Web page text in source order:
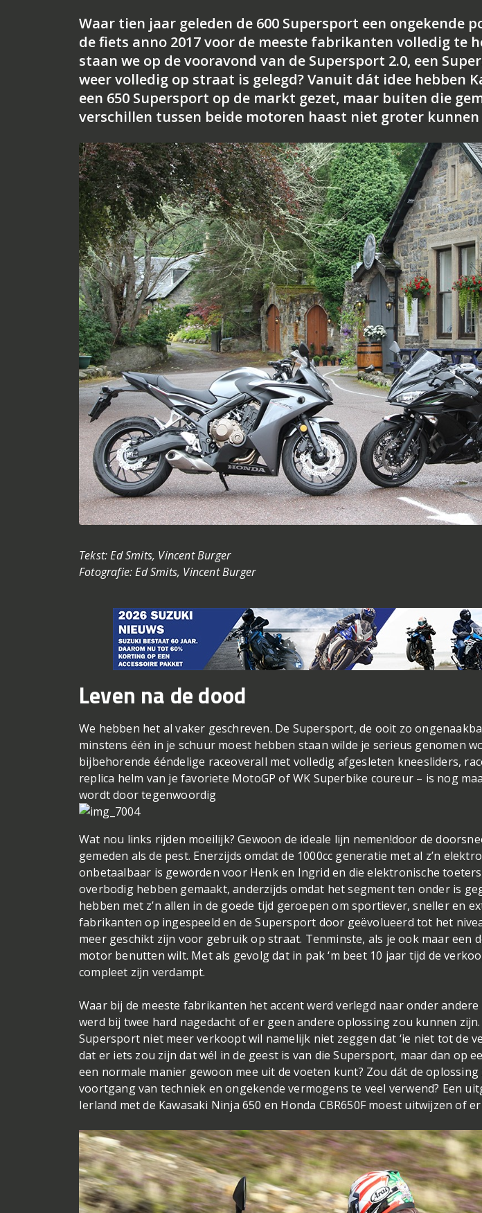
Waar tien jaar geleden de 600 Supersport een ongekende
de fiets anno 2017 voor de meeste fabrikanten volledig te
staan we op de vooravond van de Supersport 2.0, een
weer volledig op straat is gelegd? Vanuit dát idee hebben
een 650 Supersport op de markt gezet, maar buiten die
verschillen tussen beide motoren haast niet groter kunnen
Tekst: Ed Smits, Vincent Burger
Fotografie: Ed Smits, Vincent Burger
Leven na de dood
We hebben het al vaker geschreven. De Supersport, de ooit zo
minstens één in je schuur moest hebben staan wilde je serieus genomen
bijbehorende ééndelige raceoverall met volledig afgesleten kneesliders,
replica helm van je favoriete MotoGP of WK Superbike coureur – is nog
wordt door tegenwoordig
Wat nou links rijden moeilijk? Gewoon de ideale lijn nemen!door de
gemeden als de pest. Enerzijds omdat de 1000cc generatie met al z’n
onbetaalbaar is geworden voor Henk en Ingrid en die elektronische
overbodig hebben gemaakt, anderzijds omdat het segment ten onder is
hebben met z’n allen in de goede tijd geroepen om sportiever, sneller en
fabrikanten op ingespeeld en de Supersport door geëvolueerd tot het
meer geschikt zijn voor gebruik op straat. Tenminste, als je ook maar een
motor benutten wilt. Met als gevolg dat in pak ‘m beet 10 jaar tijd de
compleet zijn verdampt.
Waar bij de meeste fabrikanten het accent werd verlegd naar onder
werd bij twee hard nagedacht of er geen andere oplossing zou kunnen
Supersport niet meer verkoopt wil namelijk niet zeggen dat ‘ie niet tot de
dat er iets zou zijn dat wél in de geest is van die Supersport, maar dan op
een normale manier gewoon mee uit de voeten kunt? Zou dát de
voortgang van techniek en ongekende vermogens te veel verwend? Een
Ierland met de Kawasaki Ninja 650 en Honda CBR650F moest uitwijzen of